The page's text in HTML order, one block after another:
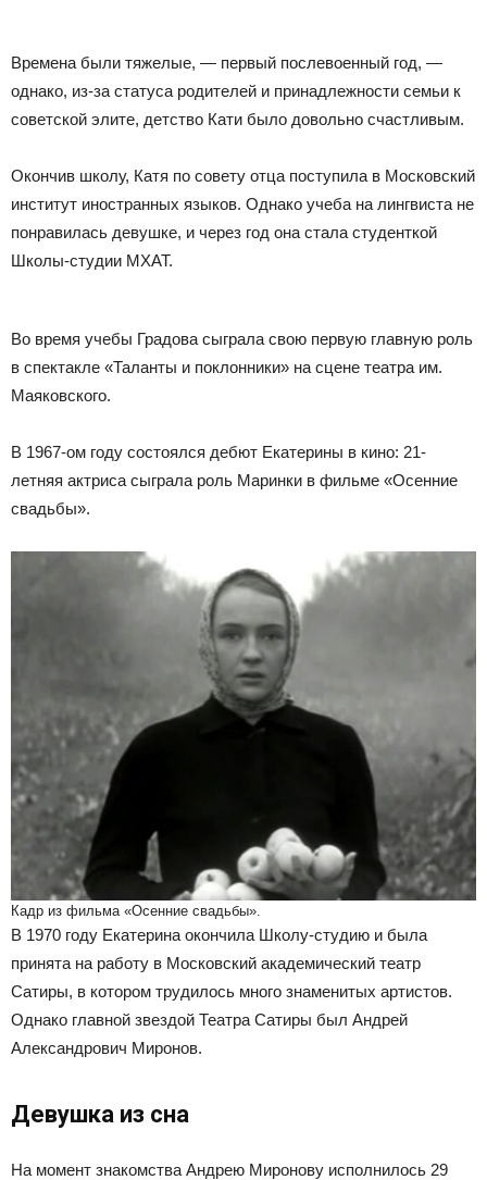
Времена были тяжелые, — первый послевоенный год, —
однако, из-за статуса родителей и принадлежности семьи к
советской элите, детство Кати было довольно счастливым.
Окончив школу, Катя по совету отца поступила в Московский
институт иностранных языков. Однако учеба на лингвиста не
понравилась девушке, и через год она стала студенткой
Школы-студии МХАТ.
Во время учебы Градова сыграла свою первую главную роль
в спектакле «Таланты и поклонники» на сцене театра им.
Маяковского.
В 1967-ом году состоялся дебют Екатерины в кино: 21-
летняя актриса сыграла роль Маринки в фильме «Осенние
свадьбы».
Кадр из фильма «Осенние свадьбы».
В 1970 году Екатерина окончила Школу-студию и была
принята на работу в Московский академический театр
Сатиры, в котором трудилось много знаменитых артистов.
Однако главной звездой Театра Сатиры был Андрей
Александрович Миронов.
Девушка из сна
На момент знакомства Андрею Миронову исполнилось 29